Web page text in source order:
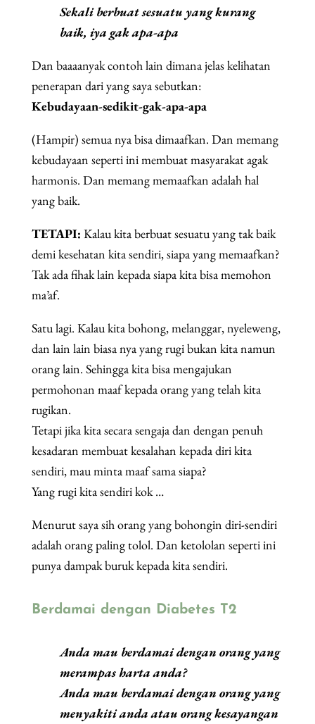
Sekali berbuat sesuatu yang kurang
baik, iya gak apa-apa
Dan baaaanyak contoh lain dimana jelas kelihatan
penerapan dari yang saya sebutkan:
Kebudayaan-sedikit-gak-apa-apa
(Hampir) semua nya bisa dimaafkan. Dan memang
kebudayaan seperti ini membuat masyarakat agak
harmonis. Dan memang memaafkan adalah hal
yang baik.
TETAPI: Kalau kita berbuat sesuatu yang tak baik
demi kesehatan kita sendiri, siapa yang memaafkan?
Tak ada fihak lain kepada siapa kita bisa memohon
ma’af.
Satu lagi. Kalau kita bohong, melanggar, nyeleweng,
dan lain lain biasa nya yang rugi bukan kita namun
orang lain. Sehingga kita bisa mengajukan
permohonan maaf kepada orang yang telah kita
rugikan.
Tetapi jika kita secara sengaja dan dengan penuh
kesadaran membuat kesalahan kepada diri kita
sendiri, mau minta maaf sama siapa?
Yang rugi kita sendiri kok …
Menurut saya sih orang yang bohongin diri-sendiri
adalah orang paling tolol. Dan ketololan seperti ini
punya dampak buruk kepada kita sendiri.
Berdamai dengan Diabetes T2
Anda mau berdamai dengan orang yang
merampas harta anda?
Anda mau berdamai dengan orang yang
menyakiti anda atau orang kesayangan